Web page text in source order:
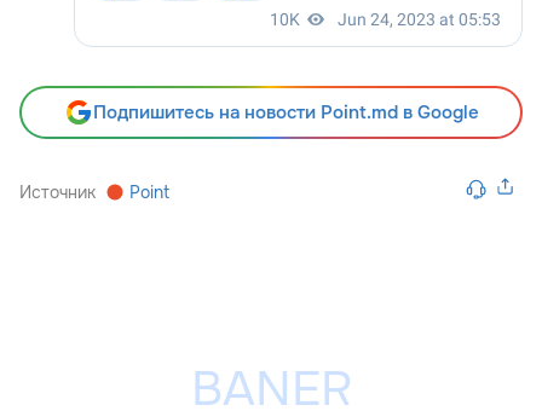
Подпишитесь на новости Point.md в Google
Источник Point